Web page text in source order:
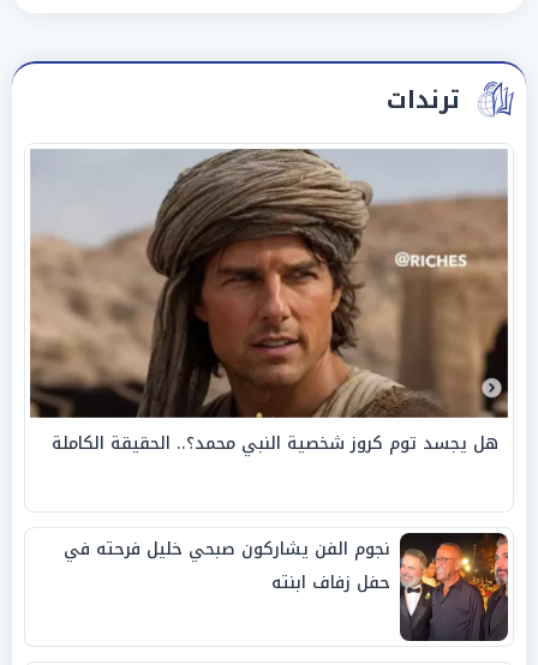
ترندات
هل يجسد توم كروز شخصية النبي محمد؟.. الحقيقة الكاملة
نجوم الفن يشاركون صبحي خليل فرحته في
حفل زفاف ابنته